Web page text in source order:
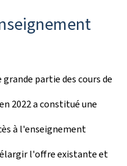
partie des cours de
2022 a constitué une
à l'enseignement
l'offre existante et